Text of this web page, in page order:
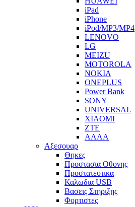
iPad
iPhone
iPod/MP3/MP4
LENOVO
LG
MEIZU
MOTOROLA
NOKIA
ONEPLUS
Power Bank
SONY
UNIVERSAL
XIAOMI
ZTE
ΑΛΛΑ
Αξεσουαρ
Θηκες
Προστασια Οθονης
Προστατευτικα
Καλωδια USB
Βασεις Στηριξης
Φορτιστες